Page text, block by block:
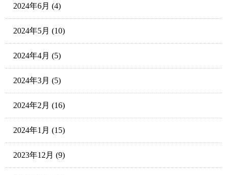
2024年6月 (4)
2024年5月 (10)
2024年4月 (5)
2024年3月 (5)
2024年2月 (16)
2024年1月 (15)
2023年12月 (9)